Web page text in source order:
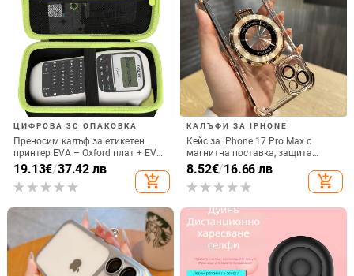
ЦИФРОВА 3C ОПАКОВКА
Преносим калъф за етикетен
принтер EVA – Oxford плат + EVA,
горещо пресовано EVA и шиене,
товароподемност 10 кг
19.13€/37.42 лв
add_shopping_cart
КАЛЪФИ ЗА IPHONE
Кейс за iPhone 17 Pro Max с
магнитна поставка, защита
срещу изпускане на четирите
ъгъла, акрилен корпус с
електроплатиран финиш
8.52€/16.66 лв
add_shopping_cart